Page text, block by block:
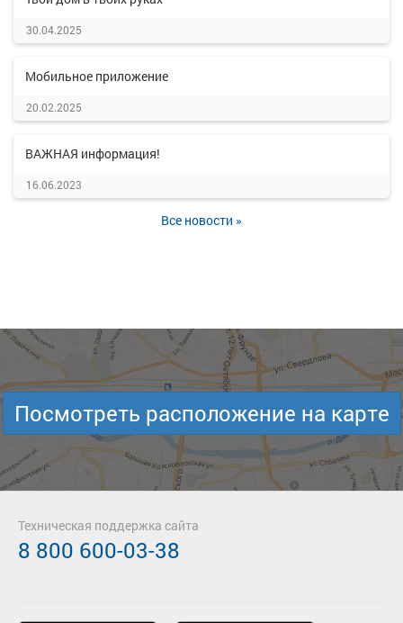
30.04.2025
Мобильное приложение
20.02.2025
ВАЖНАЯ информация!
16.06.2023
Все новости »
Посмотреть расположение на карте
Техническая поддержка сайта
8 800 600-03-38